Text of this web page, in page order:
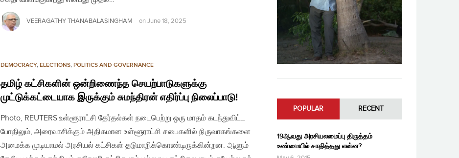
VEERAGATHY THANABALASINGHAM on June 18, 2025
DEMOCRACY, ELECTIONS, POLITICS AND GOVERNANCE
தமிழ் கட்சிகளின் ஒன்றிணைந்த செயற்பாடுகளுக்கு
முட்டுக்கட்டையாக இருக்கும் சுமந்திரன் எதிர்ப்பு நிலைப்பாடு!
Photo, REUTERS உள்ளூராட்சி தேர்தல்கள் நடைபெற்று ஒரு மாதம் கடந்துவிட்ட
போதிலும், அரைவாசிக்கும் அதிகமான உள்ளூராட்சி சபைகளில் நிருவாகங்களை
அமைக்க முடியாமல் அரசியல் கட்சிகள் தடுமாறிக்கொண்டிருக்கின்றன. ஆளும்
POPULAR RECENT
19ஆவது அரசியலமைப்பு திருத்தம்
உண்மையில் சாதித்தது என்ன?